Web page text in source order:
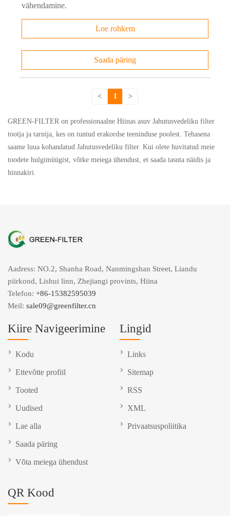
vähendamine.
Loe rohkem
Saada päring
< 1 >
GREEN-FILTER on professionaalne Hiinas asuv Jahutusvedeliku filter
tootja ja tarnija, kes on tuntud erakordse teeninduse poolest. Tehasena
saame luua kohandatud Jahutusvedeliku filter. Kui olete huvitatud meie
toodete hulgimüügist, võtke meiega ühendust, et saada tasuta näidis ja
hinnakiri.
Aadress: NO.2, Shanha Road, Nanmingshan Street, Liandu
piirkond, Lishui linn, Zhejiangi provints, Hiina
Telefon: +86-15382595039
Meil: sale09@greenfilter.cn
Kiire Navigeerimine
Kodu
Ettevõtte profiil
Tooted
Uudised
Lae alla
Saada päring
Võta meiega ühendust
Lingid
Links
Sitemap
RSS
XML
Privaatsuspoliitika
QR Kood